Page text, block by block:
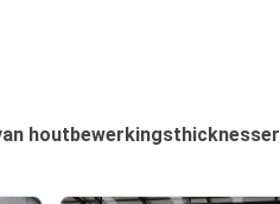
houtbewerkingsthicknesser